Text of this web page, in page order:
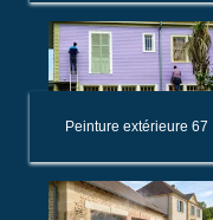
Peinture extérieure 67